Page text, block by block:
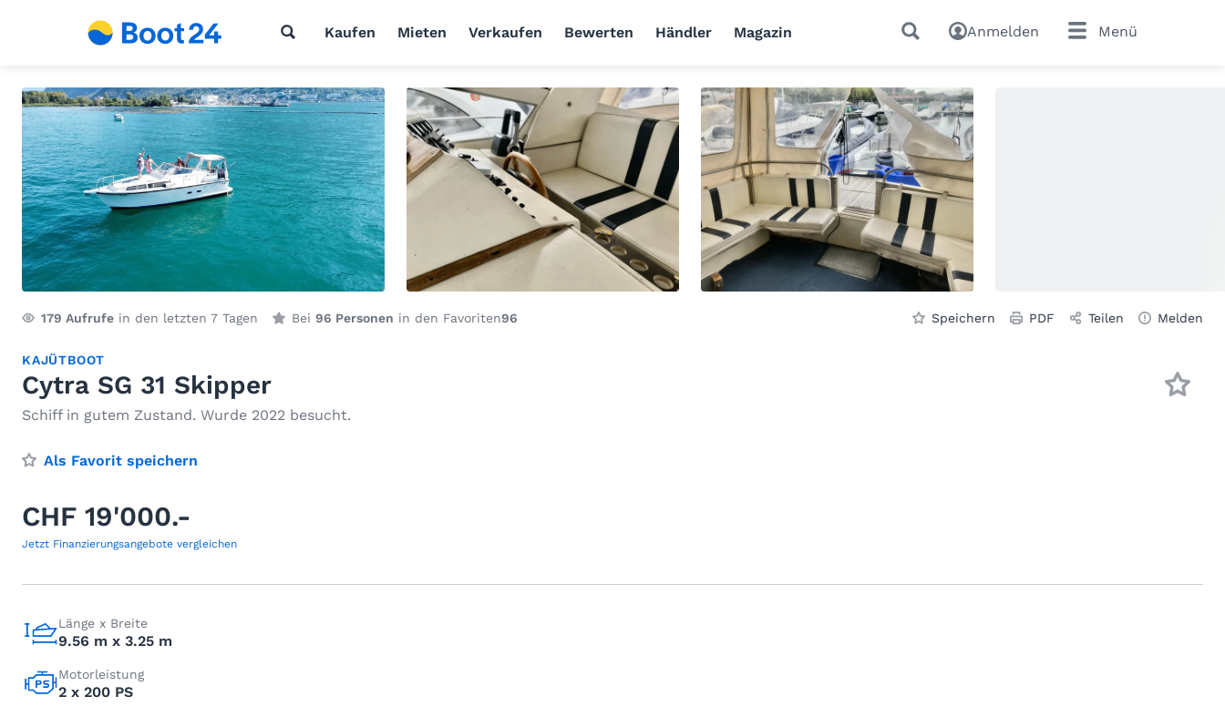
Kaufen Mieten Verkaufen Bewerten Händler Magazin Anmelden Menü
179 Aufrufe in den letzten 7 Tagen Bei 96 Personen in den Favoriten96 Speichern PDF Teilen Melden
KAJÜTBOOT
Cytra SG 31 Skipper
Schiff in gutem Zustand. Wurde 2022 besucht.
Als Favorit speichern
CHF 19'000.-
Jetzt Finanzierungsangebote vergleichen
Länge x Breite
9.56 m x 3.25 m
Motorleistung
2 x 200 PS